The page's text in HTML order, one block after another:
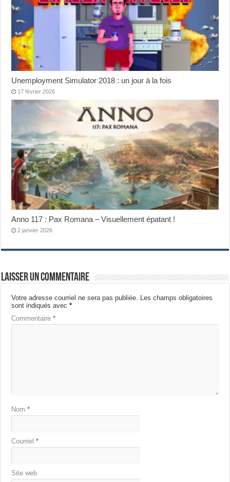
Unemployment Simulator 2018 : un jour à la fois
17 février 2026
Anno 117 : Pax Romana – Visuellement épatant !
2 janvier 2026
Laisser un commentaire
Votre adresse courriel ne sera pas publiée. Les champs obligatoires
sont indiqués avec*
Commentaire*
Nom*
Courriel*
Site web